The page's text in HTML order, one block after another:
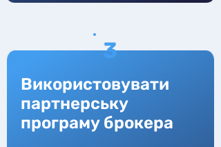
3
Використовувати
партнерську
програму брокера